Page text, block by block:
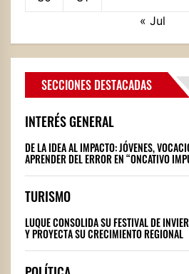
« Jul
SECCIONES DESTACADAS
INTERÉS GENERAL
DE LA IDEA AL IMPACTO: JÓVENES,
APRENDER DEL ERROR EN “ONCATIVO
TURISMO
LUQUE CONSOLIDA SU FESTIVAL DE
Y PROYECTA SU CRECIMIENTO REGIONAL